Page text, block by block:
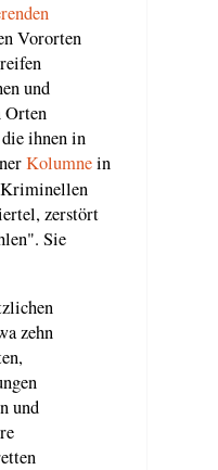
Vororten
und
Orten
ihnen in
Kolumnein
Kriminellen
zerstört
Sie
zehn
und